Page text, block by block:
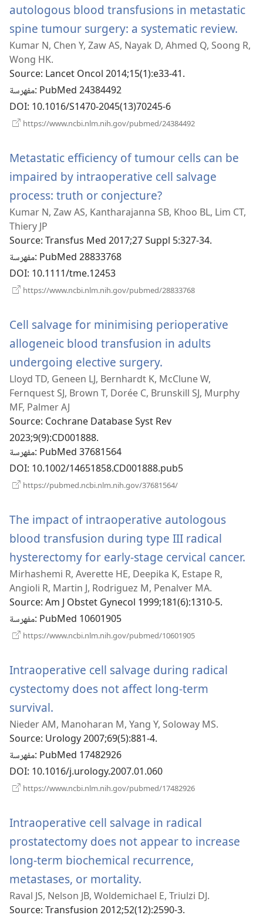
autologous blood transfusions in metastatic
spine tumour surgery: a systematic review.
نافذة
Kumar N, Chen Y, Zaw AS, Nayak D, Ahmed Q, Soong R,
Wong HK.
Source‎: Lancet Oncol 2014;15(1):e33-41.
مفهرسة‎: PubMed 24384492
DOI‎: 10.1016/S1470-2045(13)70245-6
https://www.ncbi.nlm.nih.gov/pubmed/24384492
Metastatic efficiency of tumour cells can be
impaired by intraoperative cell salvage
process: truth or conjecture?
نافذة
جديدة)
Kumar N, Zaw AS, Kantharajanna SB, Khoo BL, Lim CT,
Thiery JP
Source‎: Transfus Med 2017;27 Suppl 5:327-34.
مفهرسة‎: PubMed 28833768
DOI‎: 10.1111/tme.12453
https://www.ncbi.nlm.nih.gov/pubmed/28833768
Cell salvage for minimising perioperative
allogeneic blood transfusion in adults
undergoing elective surgery.
نافذة
جديدة)
Lloyd TD, Geneen LJ, Bernhardt K, McClune W,
Fernquest SJ, Brown T, Dorée C, Brunskill SJ, Murphy
MF, Palmer AJ
Source‎: Cochrane Database Syst Rev
2023;9(9):CD001888.
مفهرسة‎: PubMed 37681564
DOI‎: 10.1002/14651858.CD001888.pub5
https://pubmed.ncbi.nlm.nih.gov/37681564/
The impact of intraoperative autologous
blood transfusion during type III radical
hysterectomy for early-stage cervical cancer.
Mirhashemi R, Averette HE, Deepika K, Estape R,
Angioli R, Martin J, Rodriguez M, Penalver MA.
Source‎: Am J Obstet Gynecol 1999;181(6):1310-5.
مفهرسة‎: PubMed 10601905
https://www.ncbi.nlm.nih.gov/pubmed/10601905
Intraoperative cell salvage during radical
cystectomy does not affect long-term
survival.
نافذة
جديدة)
Nieder AM, Manoharan M, Yang Y, Soloway MS.
Source‎: Urology 2007;69(5):881-4.
مفهرسة‎: PubMed 17482926
DOI‎: 10.1016/j.urology.2007.01.060
https://www.ncbi.nlm.nih.gov/pubmed/17482926
Intraoperative cell salvage in radical
prostatectomy does not appear to increase
long-term biochemical recurrence,
metastases, or mortality.
نافذة
Raval JS, Nelson JB, Woldemichael E, Triulzi DJ.
Source‎: Transfusion 2012;52(12):2590-3.